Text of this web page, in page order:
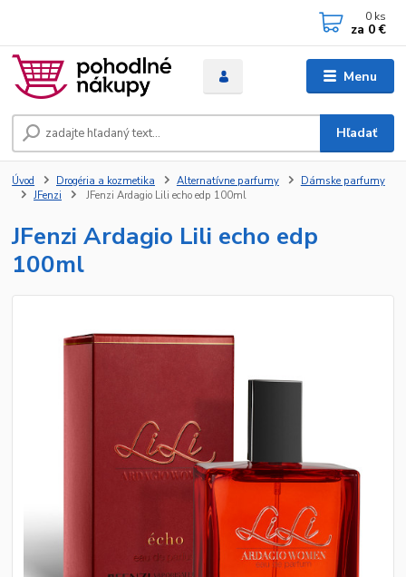
Menu
Hľadať
0 ks
za 0 €
Úvod Drogéria a kozmetika Alternatívne parfumy
Dámske parfumy
JFenzi
JFenzi Ardagio Lili echo edp 100ml
JFenzi Ardagio Lili echo edp
100ml